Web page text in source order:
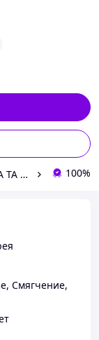
Продавец Plumeria - ТАЙСЬКА КОСМЕТИКА ТА АПТЕКА 100%
, Смягчение,